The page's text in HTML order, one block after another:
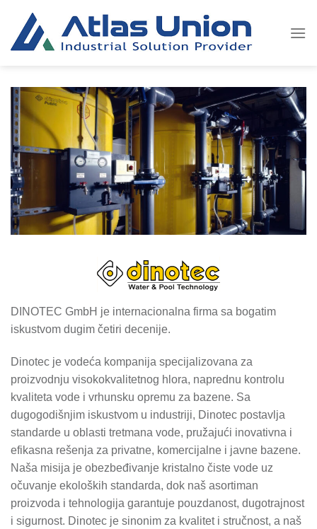
content
DINOTEC GmbH je internacionalna firma sa bogatim
iskustvom dugim četiri decenije.
Dinotec je vodeća kompanija specijalizovana za
proizvodnju visokokvalitetnog hlora, naprednu kontrolu
kvaliteta vode i vrhunsku opremu za bazene. Sa
dugogodišnjim iskustvom u industriji, Dinotec postavlja
standarde u oblasti tretmana vode, pružajući inovativna i
efikasna rešenja za privatne, komercijalne i javne bazene.
Naša misija je obezbeđivanje kristalno čiste vode uz
očuvanje ekoloških standarda, dok naš asortiman
proizvoda i tehnologija garantuje pouzdanost, dugotrajnost
i sigurnost. Dinotec je sinonim za kvalitet i stručnost, a naš